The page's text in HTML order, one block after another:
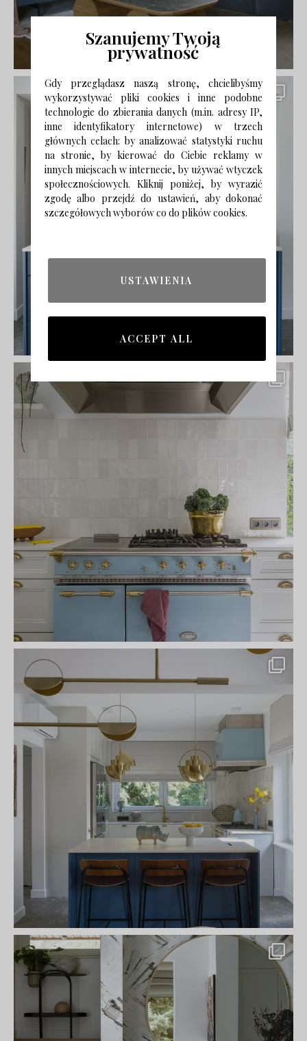
Szanujemy Twoją
prywatność
Gdy przeglądasz naszą stronę, chcielibyśmy
wykorzystywać pliki cookies i inne podobne
technologie do zbierania danych (m.in. adresy IP,
inne identyfikatory internetowe) w trzech
głównych celach: by analizować statystyki ruchu
na stronie, by kierować do Ciebie reklamy w
innych miejscach w internecie, by używać wtyczek
społecznościowych. Kliknij poniżej, by wyrazić
zgodę albo przejdź do ustawień, aby dokonać
szczegółowych wyborów co do plików cookies.
USTAWIENIA
ACCEPT ALL